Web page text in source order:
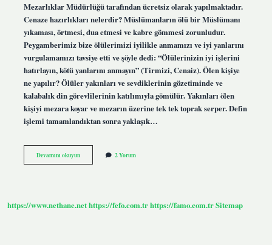
Mezarlıklar Müdürlüğü tarafından ücretsiz olarak yapılmaktadır.
Cenaze hazırlıkları nelerdir? Müslümanların ölü bir Müslümanı
yıkaması, örtmesi, dua etmesi ve kabre gömmesi zorunludur.
Peygamberimiz bize ölülerimizi iyilikle anmamızı ve iyi yanlarını
vurgulamamızı tavsiye etti ve şöyle dedi: “Ölülerinizin iyi işlerini
hatırlayın, kötü yanlarını anmayın” (Tirmizi, Cenaiz). Ölen kişiye
ne yapılır? Ölüler yakınları ve sevdiklerinin gözetiminde ve
kalabalık din görevlilerinin katılımıyla gömülür. Yakınları ölen
kişiyi mezara koyar ve mezarın üzerine tek tek toprak serper. Defin
işlemi tamamlandıktan sonra yaklaşık…
Devamını okuyunCenaze
Aşamaları
2 Yorum
https://www.nethane.nethttps://fefo.com.trhttps://famo.com.trSitemap